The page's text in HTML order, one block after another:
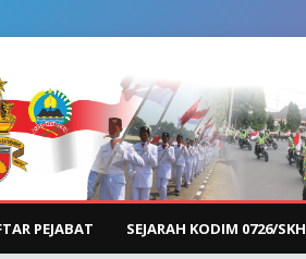
PEJABAT SEJARAH KODIM 0726/SKH